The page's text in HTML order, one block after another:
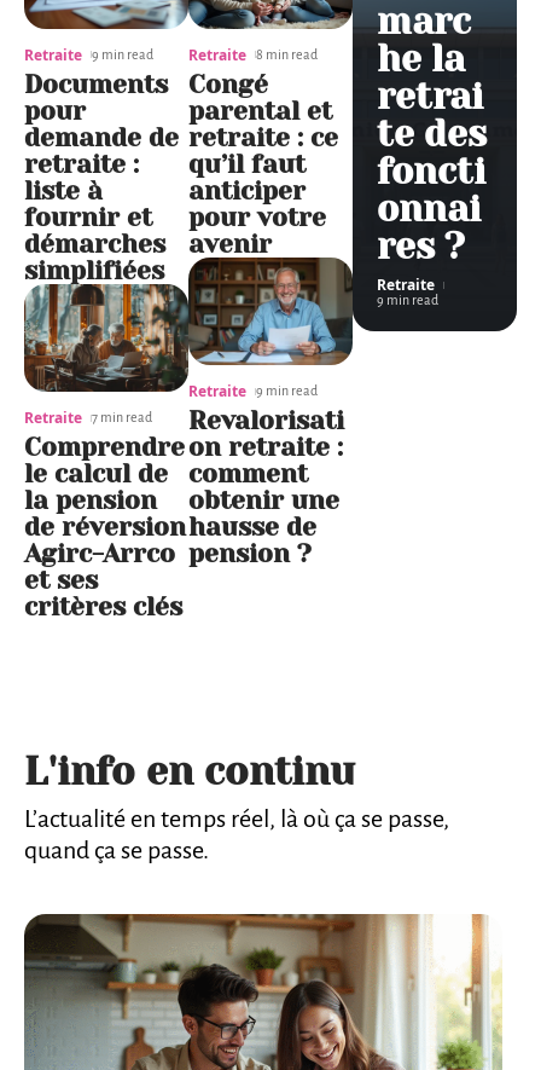
Retraite 9 min read
Documents
pour
demande de
retraite :
liste à
fournir et
démarches
simplifiées
Retraite 7 min read
Comprendre
le calcul de
la pension
de réversion
Agirc-Arrco
et ses
critères clés
Retraite 8 min read
Congé
parental et
retraite : ce
qu’il faut
anticiper
pour votre
avenir
Retraite 9 min read
Revalorisati
on retraite :
comment
obtenir une
hausse de
pension ?
marc
he la
retrai
te des
foncti
onnai
res ?
Retraite
9 min read
L'info en continu
L’actualité en temps réel, là où ça se passe,
quand ça se passe.